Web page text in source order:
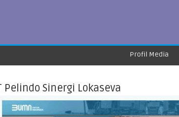
Profil Media
Pelindo Sinergi Lokaseva